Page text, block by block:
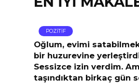
POZİTİF
Oğlum, evimi
bir huzurevine
Sessizce izin verdim.
taşındıktan birkaç gün